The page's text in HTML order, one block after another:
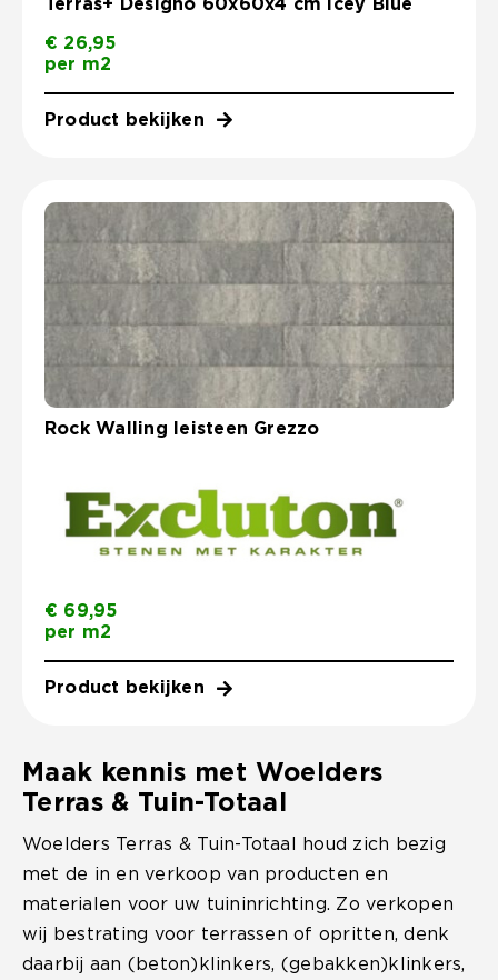
Terras+ Designo 60x60x4 cm Icey Blue
€ 26,95
per m2
Product bekijken
Rock Walling leisteen Grezzo
€ 69,95
per m2
Product bekijken
Maak kennis met Woelders
Terras & Tuin-Totaal
Woelders Terras & Tuin-Totaal houd zich bezig
met de in en verkoop van producten en
materialen voor uw tuininrichting. Zo verkopen
wij bestrating voor terrassen of opritten, denk
daarbij aan (beton)klinkers, (gebakken)klinkers,